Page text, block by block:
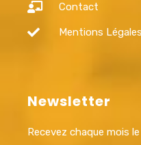
Contact
Mentions Légales
Newsletter
Recevez chaque mois